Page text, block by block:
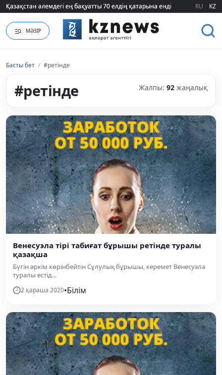
ҮААЖ тарифі екі есеге қымбаттайды: Үкімет қандай уәж айтады? RU KZ
МӘЗІР
Басты бет / #ретінде
#ретінде Жалпы: 92 жаңалық
Венесуэла тірі табиғат бұрышы ретінде туралы
қазақша
Бүгін әркім көрінбейтін Сұлулық бұрышы, керемет Венесуэла
туралы естід...
2 қараша 2020•Білім